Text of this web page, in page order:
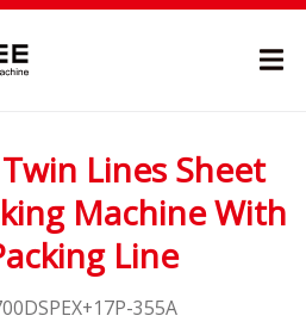
Lines Sheet
Machine With
Line
355A